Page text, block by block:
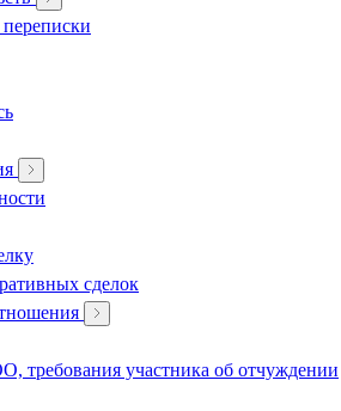
сделок
требования участника об отчуждении